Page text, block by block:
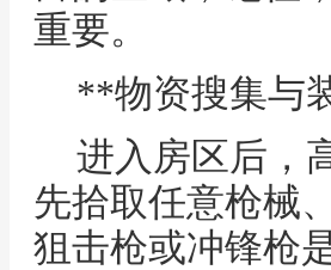
重要。
**物资搜集与
进入房区后，
先拾取任意枪械
狙击枪或冲锋枪